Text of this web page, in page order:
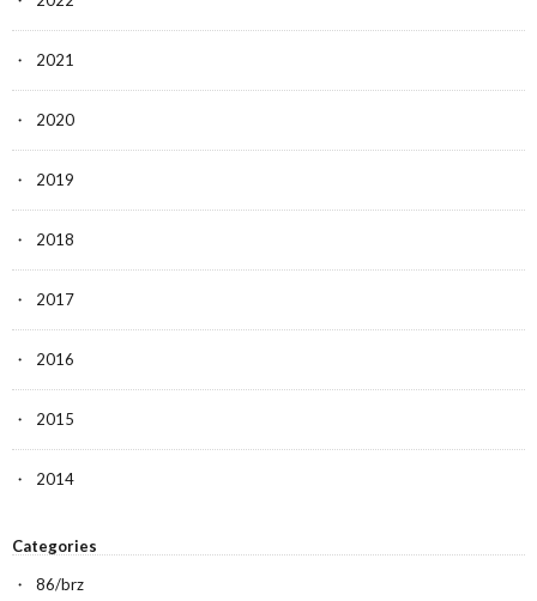
2021
2020
2019
2018
2017
2016
2015
2014
Categories
86/brz